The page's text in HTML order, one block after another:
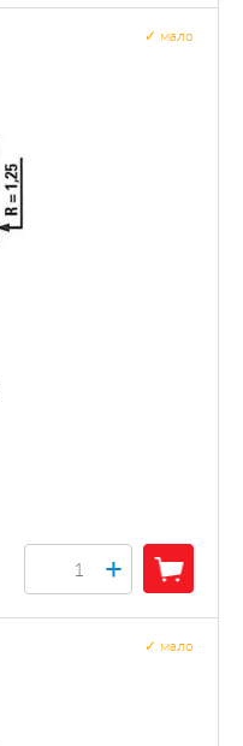
мало
+
мало